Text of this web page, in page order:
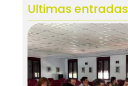
Ultimas entradas